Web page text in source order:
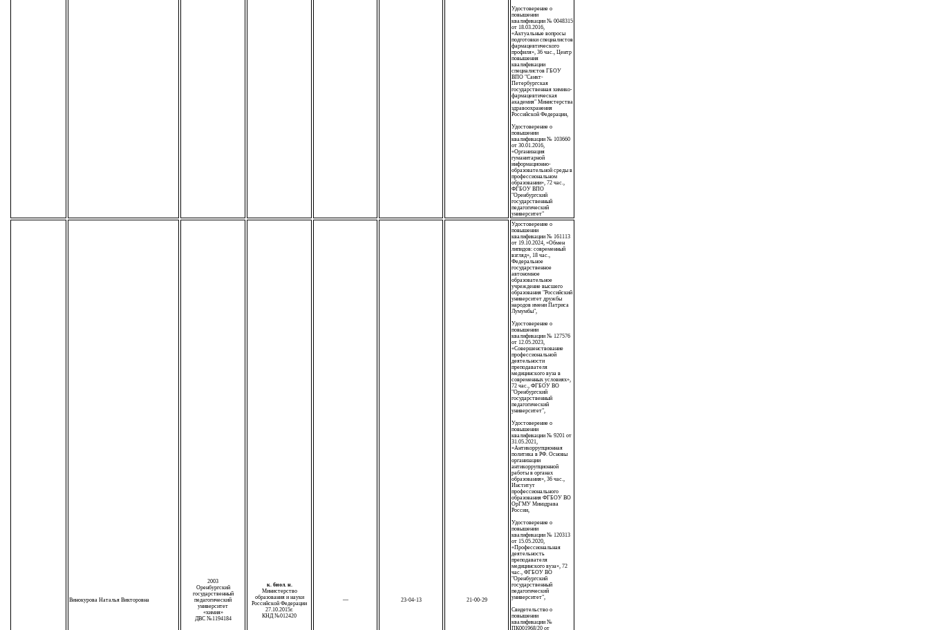
Удостоверение о
повышении
квалификации № 0048315
от 18.03.2016,
«Актуальные вопросы
подготовки специалистов
фармацевтического
профиля», 36 час., Центр
повышения
квалификации
специалистов ГБОУ
ВПО "Санкт-
Петербургская
государственная химико-
фармацевтическая
академия" Министерства
здравоохранения
Российской Федерации,
Удостоверение о
повышении
квалификации № 103660
от 30.01.2016,
«Организация
гуманитарной
информационно-
образовательной среды в
профессиональном
образовании», 72 час.,
ФГБОУ ВПО
"Оренбургский
государственный
педагогический
университет"
Винокурова Наталья Викторовна
2003
Оренбургский
государственный
педагогический
университет
«химия»
ДВС №1194184
к. биол. н.
Министерство
образования и науки
Российской Федерации
27.10.2015г.
КНД №012420
— 23-04-13 21-00-29
Удостоверение о
повышении
квалификации № 161113
от 19.10.2024, «Обмен
липидов: современный
взгляд», 18 час.,
Федеральное
государственное
автономное
образовательное
учреждение высшего
образования "Российский
университет дружбы
народов имени Патриса
Лумумбы",
Удостоверение о
повышении
квалификации № 127576
от 12.05.2023,
«Совершенствование
профессиональной
деятельности
преподавателя
медицинского вуза в
современных условиях»,
72 час., ФГБОУ ВО
"Оренбургский
государственный
педагогический
университет",
Удостоверение о
повышении
квалификации № 9201 от
31.05.2021,
«Антикоррупционная
политика в РФ. Основы
организации
антикоррупционной
работы в органах
образования», 36 час.,
Институт
профессионального
образования ФГБОУ ВО
ОрГМУ Минздрава
России,
Удостоверение о
повышении
квалификации № 120313
от 15.05.2020,
«Профессиональная
деятельность
преподавателя
медицинского вуза», 72
час., ФГБОУ ВО
"Оренбургский
государственный
педагогический
университет",
Свидетельство о
повышении
квалификации №
ПК001968/20 от